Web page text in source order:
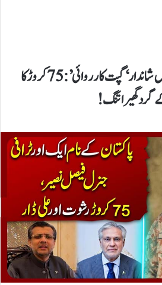
​جنرل فیصل نصیر کی لیبیا میں شاندار ‘گپت کارروائی’: 75 کروڑ کا
گھیرا تنگ!